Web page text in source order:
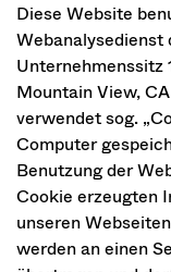
Diese Website
Webanalysedienst
Mountain View,
verwendet sog.
Computer
Benutzung der
Cookie erzeugten
unseren
werden an einen